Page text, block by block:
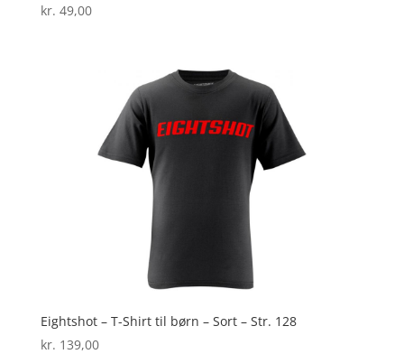
kr. 49,00
Eightshot – T-Shirt til børn – Sort – Str. 128
kr. 139,00